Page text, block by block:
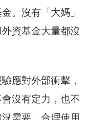
。沒有「大媽」
資基金大量都沒
應對外部衝擊，
沒有定力，也不
需要，合理使用